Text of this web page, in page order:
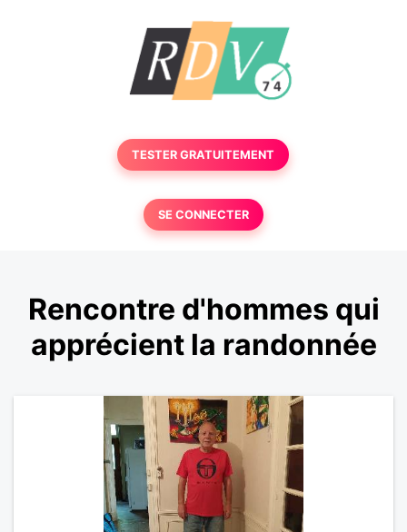
TESTER GRATUITEMENT
SE CONNECTER
Rencontre d'hommes qui
apprécient la randonnée